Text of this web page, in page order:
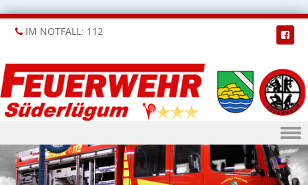
IM NOTFALL: 112
Skip to content